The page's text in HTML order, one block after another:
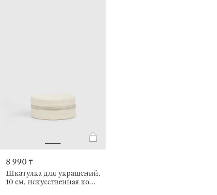
8 990 ₸
Шкатулка для украшений,
10 см, искусственная кожа,